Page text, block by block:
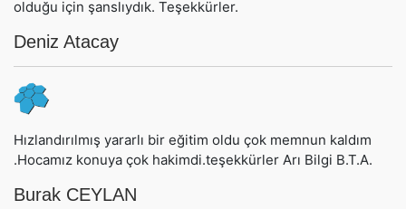
olduğu için şanslıydık. Teşekkürler.
Deniz Atacay
Hızlandırılmış yararlı bir eğitim oldu çok memnun kaldım
.Hocamız konuya çok hakimdi.teşekkürler Arı Bilgi B.T.A.
Burak CEYLAN